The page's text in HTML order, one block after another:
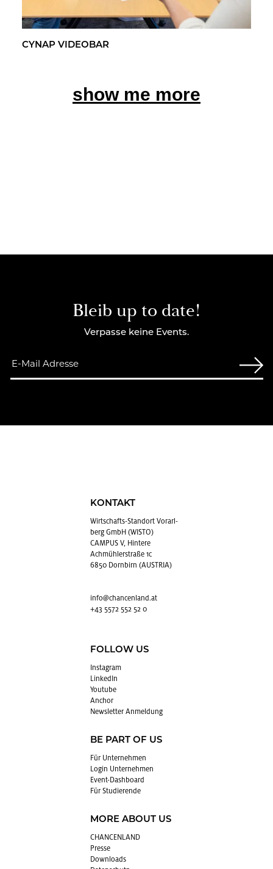
CYNAP VI­DEO­BAR
show me more
Bleib up to date!
Verpasse keine Events.
KONTAKT
Wirt­schafts-Stand­ort Vor­arl­
berg GmbH (WISTO)
CAMPUS V, Hintere
Achmühlerstraße 1c
6850 Dornbirn (AUSTRIA)
info@​chancenland.​at
+43 5572 552 52 0
FOLLOW US
In­sta­gram
Lin­kedIn
You­tube
An­chor
News­let­ter An­mel­dung
BE PART OF US
Für Un­ter­neh­men
Login Un­ter­neh­men
Event-Da­sh­board
Für Stu­die­ren­de
MORE ABOUT US
CHAN­CEN­LAND
Pres­se
Down­loads